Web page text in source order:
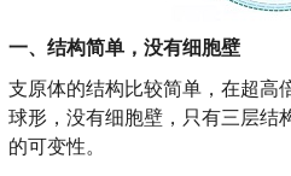
一、结构简单，没有细胞壁
支原体的结构比较简单，在超高
球形，没有细胞壁，只有三层结
的可变性。